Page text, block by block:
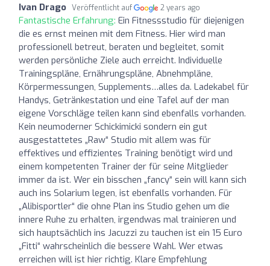
Ivan Drago Veröffentlicht auf 2 years ago
Fantastische Erfahrung: Ein Fitnessstudio für diejenigen
die es ernst meinen mit dem Fitness. Hier wird man
professionell betreut, beraten und begleitet, somit
werden persönliche Ziele auch erreicht. Individuelle
Trainingspläne, Ernährungspläne, Abnehmpläne,
Körpermessungen, Supplements…alles da. Ladekabel für
Handys, Getränkestation und eine Tafel auf der man
eigene Vorschläge teilen kann sind ebenfalls vorhanden.
Kein neumoderner Schickimicki sondern ein gut
ausgestattetes „Raw“ Studio mit allem was für
effektives und effizientes Training benötigt wird und
einem kompetenten Trainer der für seine Mitglieder
immer da ist. Wer ein bisschen „fancy“ sein will kann sich
auch ins Solarium legen, ist ebenfalls vorhanden. Für
„Alibisportler“ die ohne Plan ins Studio gehen um die
innere Ruhe zu erhalten, irgendwas mal trainieren und
sich hauptsächlich ins Jacuzzi zu tauchen ist ein 15 Euro
„Fitti“ wahrscheinlich die bessere Wahl. Wer etwas
erreichen will ist hier richtig. Klare Empfehlung